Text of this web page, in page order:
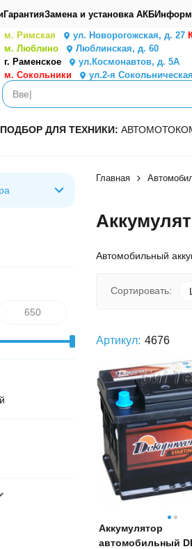
ГарантияЗамена и установка АКБ
м. Римская ул. Новорогожская, д. 27
м. Люблино
Люблинская, д. 60
г. Раменское
ул.Космонавтов, д. 5А
м. Сокольники
ул.2-я
ПОДБОР ДЛЯ ТЕХНИКИ: АВТОМОТО
Главная
Автомобильный
Сортировать:
Артикул: 4676
Аккумулятор
автомобильный